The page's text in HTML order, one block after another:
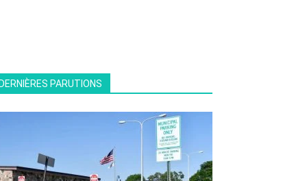
PARUTIONS